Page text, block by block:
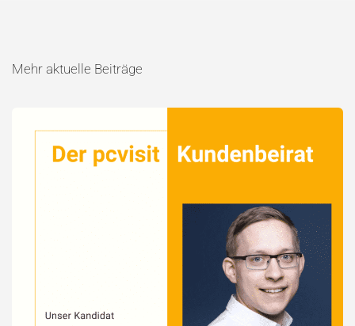
Mehr aktuelle Beiträge